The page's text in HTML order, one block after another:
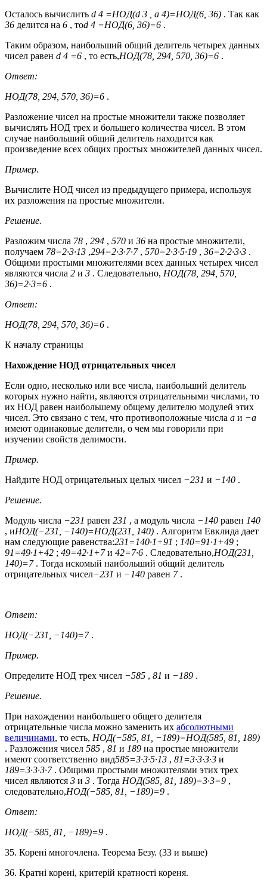
Осталось вычислить d 4 =НОД(d 3 , a 4)=НОД(6, 36) . Так как
36 делится на 6 , тоd 4 =НОД(6, 36)=6 .
Таким образом, наибольший общий делитель четырех данных
чисел равен d 4 =6 , то есть,НОД(78, 294, 570, 36)=6 .
Ответ:
НОД(78, 294, 570, 36)=6 .
Разложение чисел на простые множители также позволяет
вычислять НОД трех и большего количества чисел. В этом
случае наибольший общий делитель находится как
произведение всех общих простых множителей данных чисел.
Пример.
Вычислите НОД чисел из предыдущего примера, используя
их разложения на простые множители.
Решение.
Разложим числа 78 , 294 , 570 и 36 на простые множители,
получаем 78=2·3·13 ,294=2·3·7·7 , 570=2·3·5·19 , 36=2·2·3·3 .
Общими простыми множителями всех данных четырех чисел
являются числа 2 и 3 . Следовательно, НОД(78, 294, 570,
36)=2·3=6 .
Ответ:
НОД(78, 294, 570, 36)=6 .
К началу страницы
Нахождение НОД отрицательных чисел
Если одно, несколько или все числа, наибольший делитель
которых нужно найти, являются отрицательными числами, то
их НОД равен наибольшему общему делителю модулей этих
чисел. Это связано с тем, что противоположные числа a и −a
имеют одинаковые делители, о чем мы говорили при
изучении свойств делимости.
Пример.
Найдите НОД отрицательных целых чисел −231 и −140 .
Решение.
Модуль числа −231 равен 231 , а модуль числа −140 равен 140
, иНОД(−231, −140)=НОД(231, 140) . Алгоритм Евклида дает
нам следующие равенства:231=140·1+91 ; 140=91·1+49 ;
91=49·1+42 ; 49=42·1+7и 42=7·6 . Следовательно,НОД(231,
140)=7 . Тогда искомый наибольший общий делитель
отрицательных чисел−231 и −140 равен 7 .
Ответ:
НОД(−231, −140)=7 .
Пример.
Определите НОД трех чисел −585 , 81 и −189 .
Решение.
При нахождении наибольшего общего делителя
отрицательные числа можно заменить их абсолютными
величинами, то есть, НОД(−585, 81, −189)=НОД(585, 81, 189)
. Разложения чисел 585 , 81 и 189 на простые множители
имеют соответственно вид585=3·3·5·13 , 81=3·3·3·3 и
189=3·3·3·7 . Общими простыми множителями этих трех
чисел являются 3 и 3 . Тогда НОД(585, 81, 189)=3·3=9 ,
следовательно,НОД(−585, 81, −189)=9 .
Ответ:
НОД(−585, 81, −189)=9 .
35. Корені многочлена. Теорема Безу. (33 и выше)
36. Кратні корені, критерій кратності кореня.